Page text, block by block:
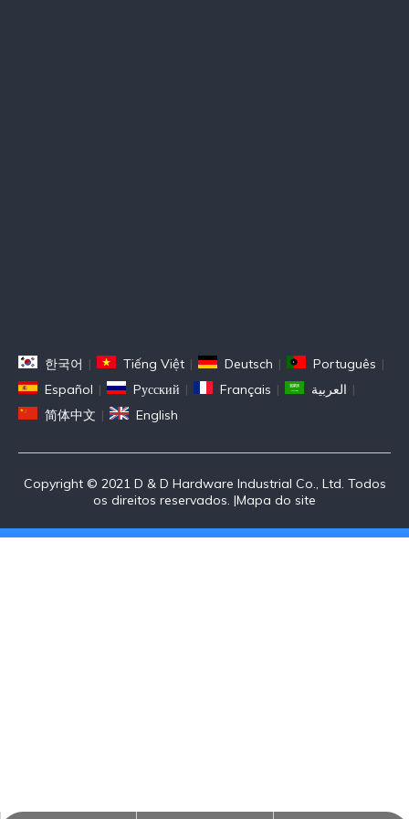
한국어 | Tiếng Việt | Deutsch | Português |
Español | Pусский | Français | العربية |
简体中文 | English
Copyright © 2021 D & D Hardware Industrial Co., Ltd. Todos
os direitos reservados. |Mapa do site